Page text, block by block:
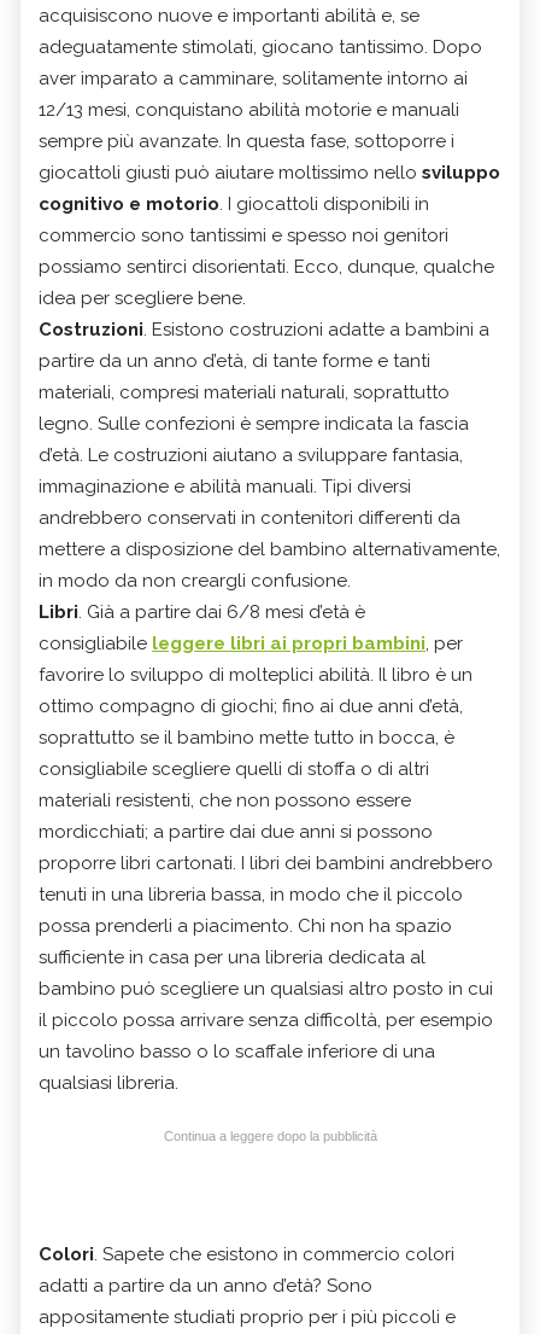
acquisiscono nuove e importanti abilità e, se
adeguatamente stimolati, giocano tantissimo. Dopo
aver imparato a camminare, solitamente intorno ai
12/13 mesi, conquistano abilità motorie e manuali
sempre più avanzate. In questa fase, sottoporre i
giocattoli giusti può aiutare moltissimo nello sviluppo
cognitivo e motorio. I giocattoli disponibili in
commercio sono tantissimi e spesso noi genitori
possiamo sentirci disorientati. Ecco, dunque, qualche
idea per scegliere bene.
Costruzioni. Esistono costruzioni adatte a bambini a
partire da un anno d’età, di tante forme e tanti
materiali, compresi materiali naturali, soprattutto
legno. Sulle confezioni è sempre indicata la fascia
d’età. Le costruzioni aiutano a sviluppare fantasia,
immaginazione e abilità manuali. Tipi diversi
andrebbero conservati in contenitori differenti da
mettere a disposizione del bambino alternativamente,
in modo da non creargli confusione.
Libri. Già a partire dai 6/8 mesi d’età è
consigliabile leggere libri ai propri bambini, per
favorire lo sviluppo di molteplici abilità. Il libro è un
ottimo compagno di giochi; fino ai due anni d’età,
soprattutto se il bambino mette tutto in bocca, è
consigliabile scegliere quelli di stoffa o di altri
materiali resistenti, che non possono essere
mordicchiati; a partire dai due anni si possono
proporre libri cartonati. I libri dei bambini andrebbero
tenuti in una libreria bassa, in modo che il piccolo
possa prenderli a piacimento. Chi non ha spazio
sufficiente in casa per una libreria dedicata al
bambino può scegliere un qualsiasi altro posto in cui
il piccolo possa arrivare senza difficoltà, per esempio
un tavolino basso o lo scaffale inferiore di una
qualsiasi libreria.
Continua a leggere dopo la pubblicità
Colori. Sapete che esistono in commercio colori
adatti a partire da un anno d’età? Sono
appositamente studiati proprio per i più piccoli e